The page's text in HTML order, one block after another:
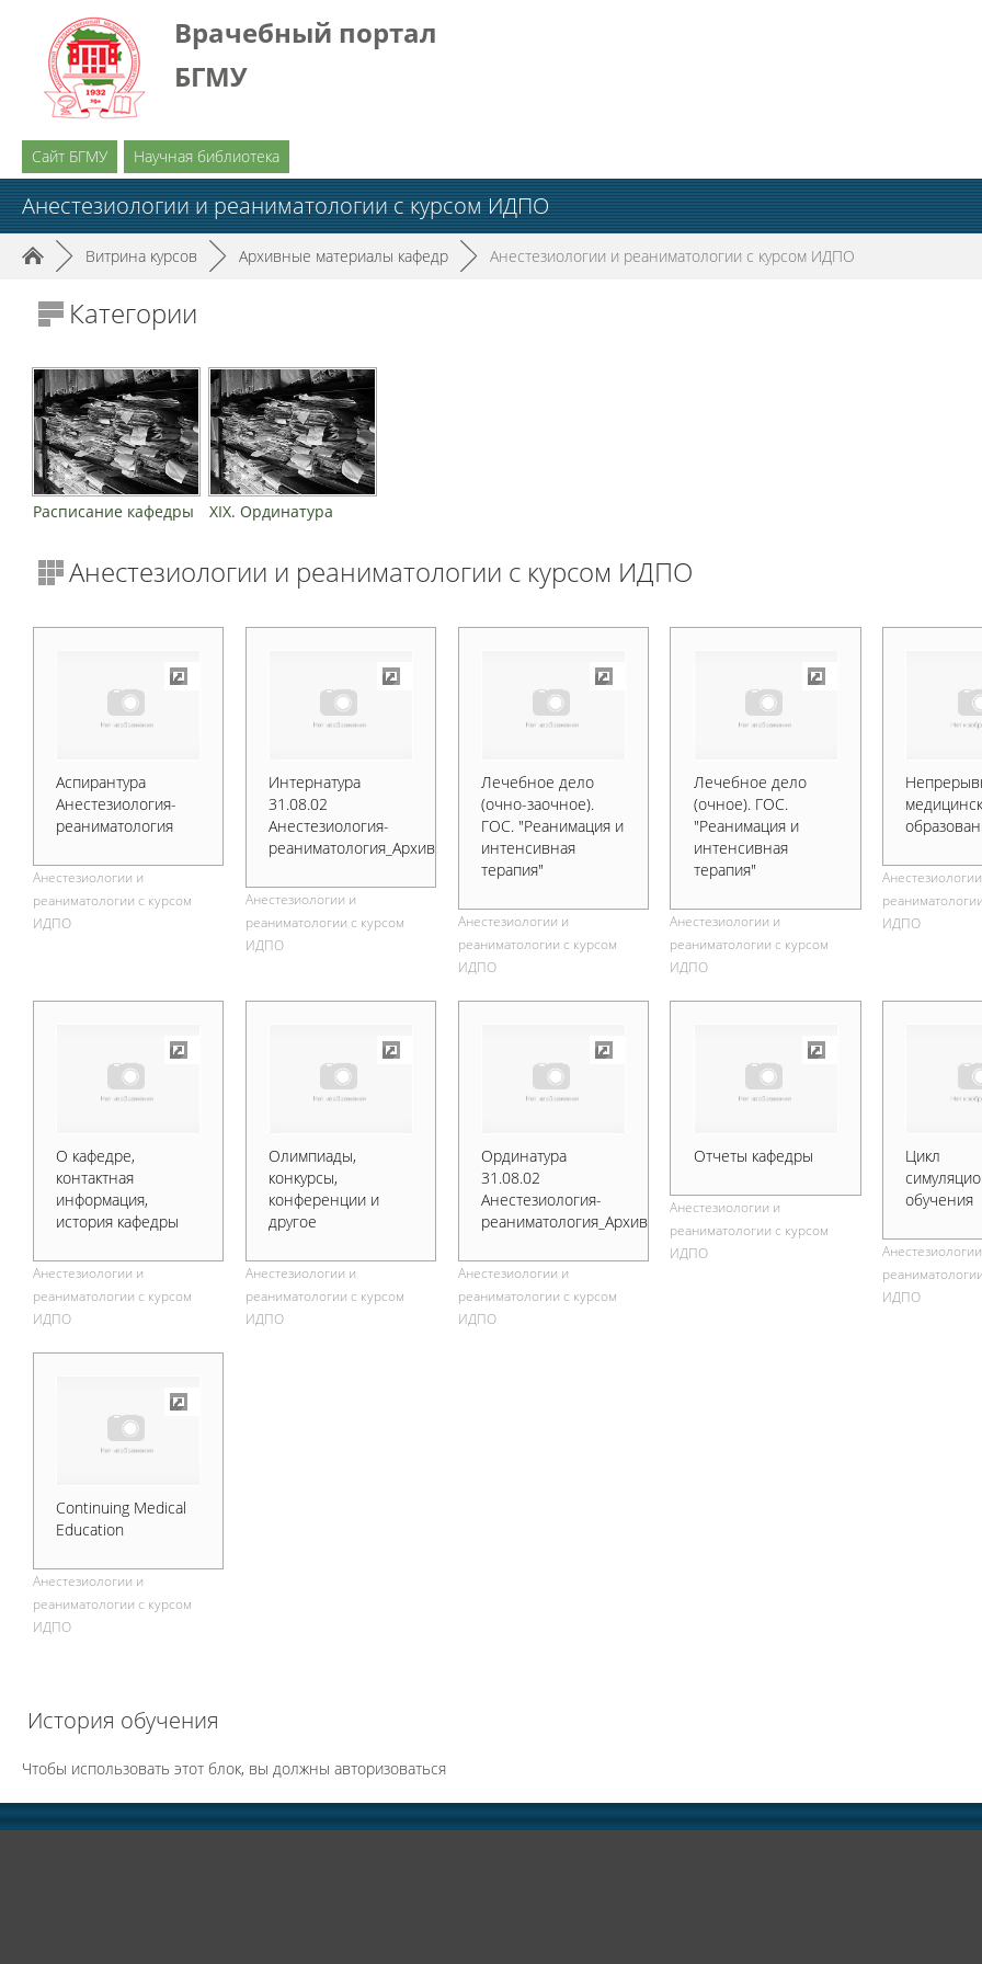
Врачебный портал
БГМУ
Сайт БГМУ Научная библиотека
Анестезиологии и реаниматологии с курсом ИДПО
► Витрина курсов ► Архивные материалы кафедр ► Анестезиологии и реаниматологии с курсом ИДПО
Категории
Расписание кафедры XIX. Ординатура
Анестезиологии и реаниматологии с курсом ИДПО
Аспирантура
Анестезиология-
реаниматология
Анестезиологии и
реаниматологии с курсом
ИДПО
Интернатура
31.08.02
Анестезиология-
реаниматология_Архив
Анестезиологии и
реаниматологии с курсом
ИДПО
Лечебное дело
(очно-заочное).
ГОС. "Реанимация и
интенсивная
терапия"
Анестезиологии и
реаниматологии с курсом
ИДПО
Лечебное дело
(очное). ГОС.
"Реанимация и
интенсивная
терапия"
Анестезиологии и
реаниматологии с курсом
ИДПО
ИДПО
О кафедре,
контактная
информация,
история кафедры
Анестезиологии и
реаниматологии с курсом
ИДПО
Олимпиады,
конкурсы,
конференции и
другое
Анестезиологии и
реаниматологии с курсом
ИДПО
Ординатура
31.08.02
Анестезиология-
реаниматология_Архив
Анестезиологии и
реаниматологии с курсом
ИДПО
Отчеты кафедры
Анестезиологии и
реаниматологии с курсом
ИДПО
Цикл
обучения
ИДПО
Continuing Medical
Education
Анестезиологии и
реаниматологии с курсом
ИДПО
История обучения
Чтобы использовать этот блок, вы должны авторизоваться